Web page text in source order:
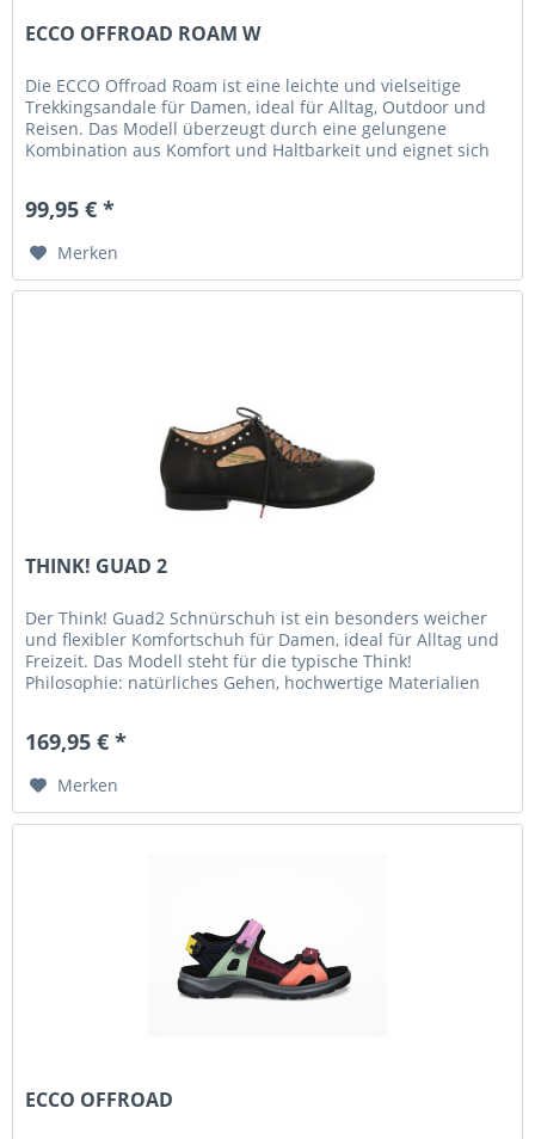
ECCO OFFROAD ROAM W
Die ECCO Offroad Roam ist eine leichte und vielseitige
Trekkingsandale für Damen, ideal für Alltag, Outdoor und
Reisen. Das Modell überzeugt durch eine gelungene
Kombination aus Komfort und Haltbarkeit und eignet sich
99,95 € *
Merken
THINK! GUAD 2
Der Think! Guad2 Schnürschuh ist ein besonders weicher
und flexibler Komfortschuh für Damen, ideal für Alltag und
Freizeit. Das Modell steht für die typische Think!
Philosophie: natürliches Gehen, hochwertige Materialien
169,95 € *
Merken
ECCO OFFROAD